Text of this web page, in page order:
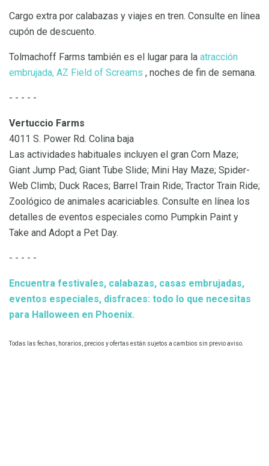
Cargo extra por calabazas y viajes en tren. Consulte en línea
cupón de descuento.
Tolmachoff Farms también es el lugar para la atracción
embrujada, AZ Field of Screams , noches de fin de semana.
- - - - -
Vertuccio Farms
4011 S. Power Rd. Colina baja
Las actividades habituales incluyen el gran Corn Maze;
Giant Jump Pad; Giant Tube Slide; Mini Hay Maze; Spider-
Web Climb; Duck Races; Barrel Train Ride; Tractor Train Ride;
Zoológico de animales acariciables. Consulte en línea los
detalles de eventos especiales como Pumpkin Paint y
Take and Adopt a Pet Day.
- - - - -
Encuentra festivales, calabazas, casas embrujadas,
eventos especiales, disfraces: todo lo que necesitas
para Halloween en Phoenix.
Todas las fechas, horarios, precios y ofertas están sujetos a cambios sin previo aviso.